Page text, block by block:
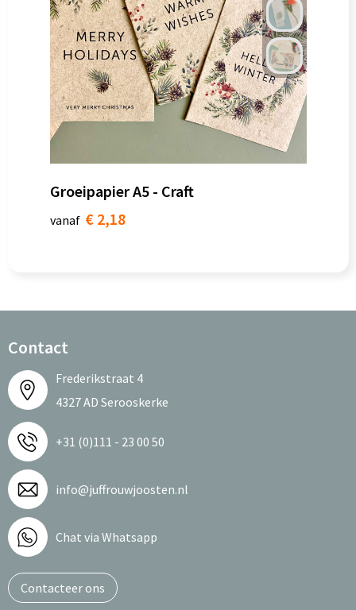
Groeipapier A5 - Craft
vanaf € 2,18
Contact
Frederikstraat 4
4327 AD Serooskerke
+31 (0)111 - 23 00 50
info@juffrouwjoosten.nl
Chat via Whatsapp
Contacteer ons